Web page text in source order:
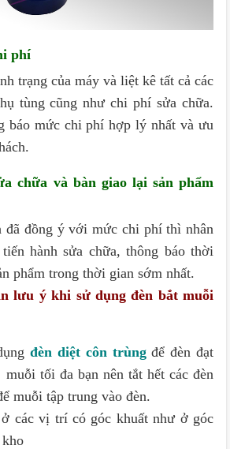
phí
trạng của máy và liệt kê tất cả các
tùng cũng như chi phí sửa chữa.
báo mức chi phí hợp lý nhất và ưu
chữa và bàn giao lại sản phẩm
đã đồng ý với mức chi phí thì nhân
hành sửa chữa, thông báo thời
phẩm trong thời gian sớm nhất.
lưu ý khi sử dụng đèn bắt muỗi
đèn diệt côn trùngđể đèn đạt
tối đa bạn nên tắt hết các đèn
muỗi tập trung vào đèn.
ở các vị trí có góc khuất như ở góc
kho